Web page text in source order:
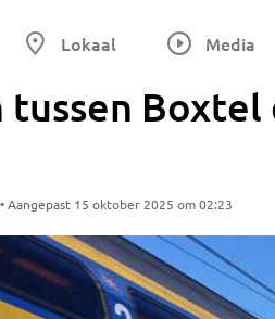
Lokaal Media
tussen
Aangepast 15 oktober 2025 om 02:23